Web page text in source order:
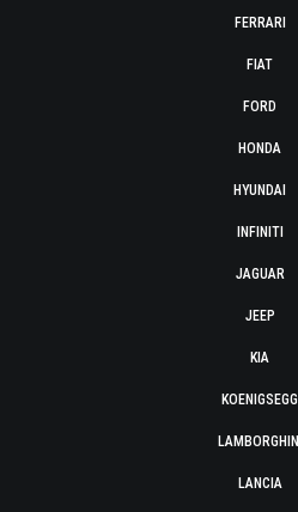
FERRARI
FIAT
FORD
HONDA
HYUNDAI
INFINITI
JAGUAR
JEEP
KIA
KOENIGSEGG
LAMBORGHINI
LANCIA